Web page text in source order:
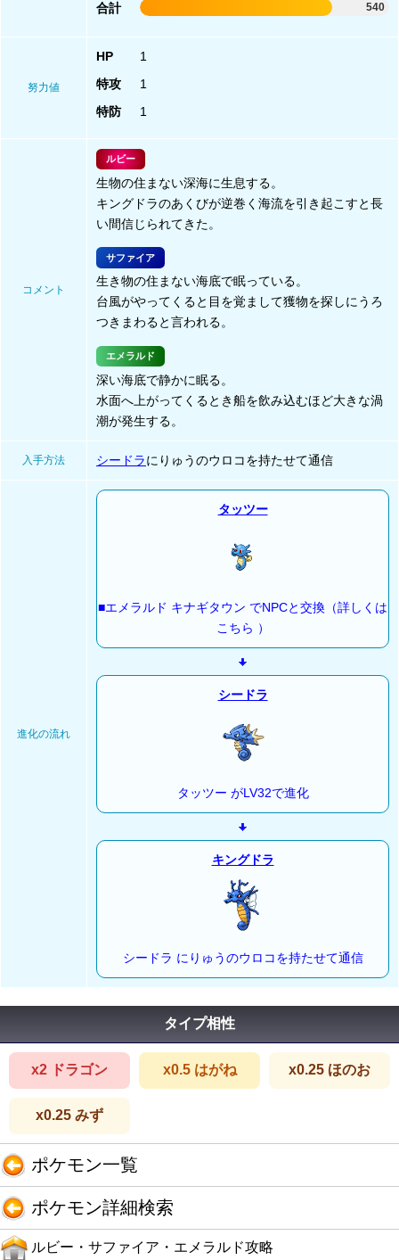
合計 540
努力値
HP
1
特攻
1
特防
1
コメント
ルビー
生物の住まない深海に生息する。
キングドラのあくびが逆巻く海流を引き起こすと長
い間信じられてきた。
サファイア
生き物の住まない海底で眠っている。
台風がやってくると目を覚まして獲物を探しにうろ
つきまわると言われる。
エメラルド
深い海底で静かに眠る。
水面へ上がってくるとき船を飲み込むほど大きな渦
潮が発生する。
入手方法 シードラにりゅうのウロコを持たせて通信
進化の流れ
タッツー
■エメラルド キナギタウン でNPCと交換（詳しくは
こちら ）
シードラ
タッツー がLV32で進化
キングドラ
シードラ にりゅうのウロコを持たせて通信
タイプ相性
x2 ドラゴン x0.5 はがね x0.25 ほのお
x0.25 みず
ポケモン一覧
ポケモン詳細検索
ルビー・サファイア・エメラルド攻略